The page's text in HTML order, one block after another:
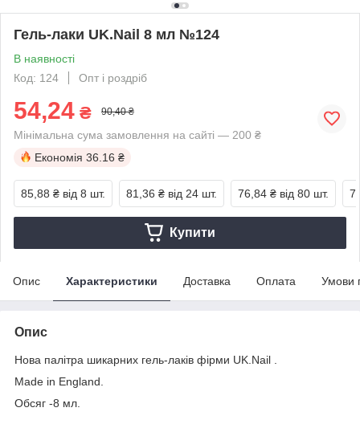
Гель-лаки UK.Nail 8 мл №124
В наявності
Код: 124
Опт і роздріб
54,24 ₴ 90,40 ₴
Мінімальна сума замовлення на сайті — 200 ₴
Економія 36.16 ₴
85,88 ₴ від 8 шт. 81,36 ₴ від 24 шт. 76,84 ₴ від 80 шт.
Купити
Опис Характеристики Доставка Оплата Умови
Опис
Нова палітра шикарних гель-лаків фірми UK.Nail .
Made in England.
Обсяг -8 мл.